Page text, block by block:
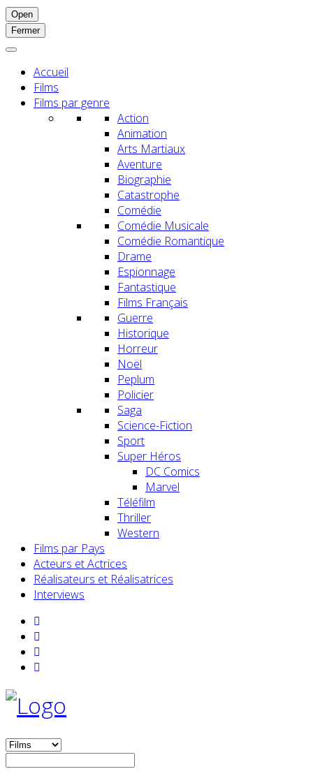
Open
Fermer
Accueil
Films
Films par genre
Action
Animation
Arts Martiaux
Aventure
Biographie
Catastrophe
Comédie
Comédie Musicale
Comédie Romantique
Drame
Espionnage
Fantastique
Films Français
Guerre
Historique
Horreur
Noël
Peplum
Policier
Saga
Science-Fiction
Sport
Super Héros
DC Comics
Marvel
Téléfilm
Thriller
Western
Films par Pays
Acteurs et Actrices
Réalisateurs et Réalisatrices
Interviews